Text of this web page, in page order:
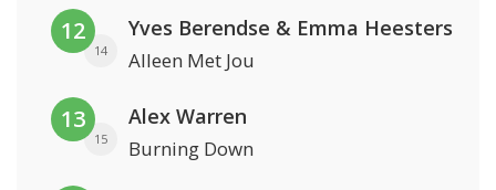
12
14
Yves Berendse & Emma Heesters
Alleen Met Jou
13
15
Alex Warren
Burning Down